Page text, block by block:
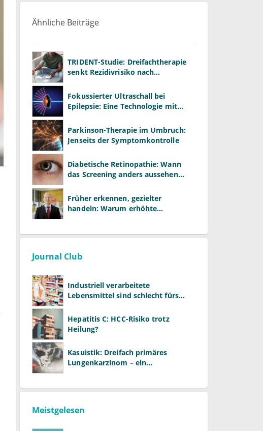
Ähnliche Beiträge
TRIDENT-Studie: Dreifachtherapie
senkt Rezidivrisiko nach
Fokussierter Ultraschall bei
Epilepsie: Eine Technologie mit
Parkinson-Therapie im Umbruch:
Jenseits der Symptomkontrolle
Diabetische Retinopathie: Wann
das Screening anders aussehen
Früher erkennen, gezielter
handeln: Warum erhöhte
Journal Club
Industriell verarbeitete
Lebensmittel sind schlecht fürs
Hepatitis C: HCC-Risiko trotz
Heilung?
Kasuistik: Dreifach primäres
Lungenkarzinom – ein
Meistgelesen